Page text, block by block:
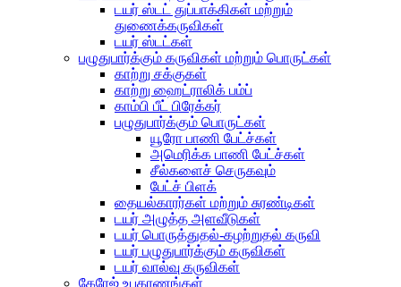
டயர் ஸ்டட் துப்பாக்கிகள் மற்றும்
துணைக்கருவிகள்
டயர் ஸ்டட்கள்
பழுதுபார்க்கும் கருவிகள் மற்றும் பொருட்கள்
காற்று சக்குகள்
காற்று ஹைட்ராலிக் பம்ப்
காம்பி பீட் பிரேக்கர்
பழுதுபார்க்கும் பொருட்கள்
யூரோ பாணி பேட்ச்கள்
அமெரிக்க பாணி பேட்ச்கள்
சீல்களைச் செருகவும்
பேட்ச் பிளக்
தையல்காரர்கள் மற்றும் சுரண்டிகள்
டயர் அழுத்த அளவீடுகள்
டயர் பொருத்துதல்-கழற்றுதல் கருவி
டயர் பழுதுபார்க்கும் கருவிகள்
டயர் வால்வு கருவிகள்
கேரேஜ் உபகரணங்கள்